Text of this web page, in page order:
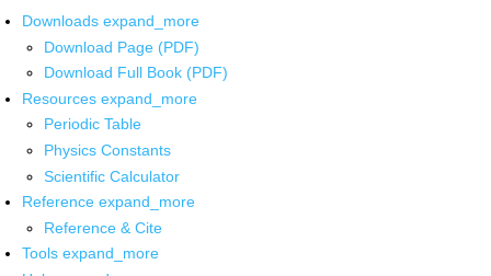
Downloads expand_more
Download Page (PDF)
Download Full Book (PDF)
Resources expand_more
Periodic Table
Physics Constants
Scientific Calculator
Reference expand_more
Reference & Cite
Tools expand_more